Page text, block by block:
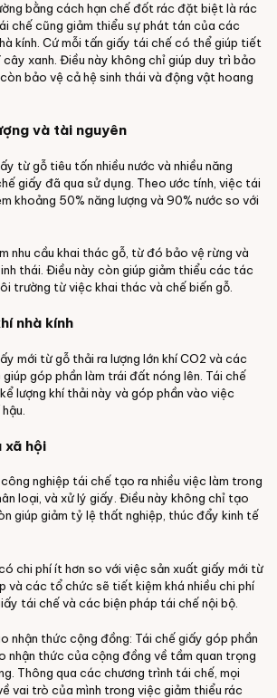
bằng cách hạn chế đốt rác đặt biệt là rác
chế cũng giảm thiểu sự phát tán của các
kính. Cứ mỗi tấn giấy tái chế có thể giúp tiết
cây xanh. Điều này không chỉ giúp duy trì bảo
bảo vệ cả hệ sinh thái và động vật hoang
và tài nguyên
từ gỗ tiêu tốn nhiều nước và nhiều năng
giấy đã qua sử dụng. Theo ước tính, việc tái
khoảng 50% năng lượng và 90% nước so với
nhu cầu khai thác gỗ, từ đó bảo vệ rừng và
thái. Điều này còn giúp giảm thiểu các tác
trường từ việc khai thác và chế biến gỗ.
nhà kính
mới từ gỗ thải ra lượng lớn khí CO2 và các
giúp góp phần làm trái đất nóng lên. Tái chế
lượng khí thải này và góp phần vào việc
xã hội
nghiệp tái chế tạo ra nhiều việc làm trong
loại, và xử lý giấy. Điều này không chỉ tạo
giúp giảm tỷ lệ thất nghiệp, thúc đẩy kinh tế
chi phí ít hơn so với việc sản xuất giấy mới từ
và các tổ chức sẽ tiết kiệm khá nhiều chi phí
tái chế và các biện pháp tái chế nội bộ.
nhận thức cộng đồng: Tái chế giấy góp phần
nhận thức của cộng đồng về tầm quan trọng
Thông qua các chương trình tái chế, mọi
vai trò của mình trong việc giảm thiểu rác